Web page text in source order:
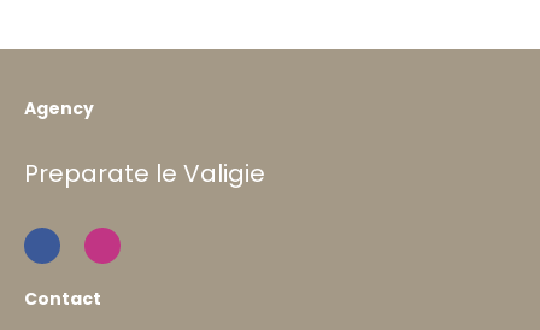
Agency
Preparate le Valigie
Contact